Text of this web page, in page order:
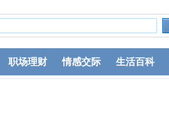
职场理财 情感交际 生活百科